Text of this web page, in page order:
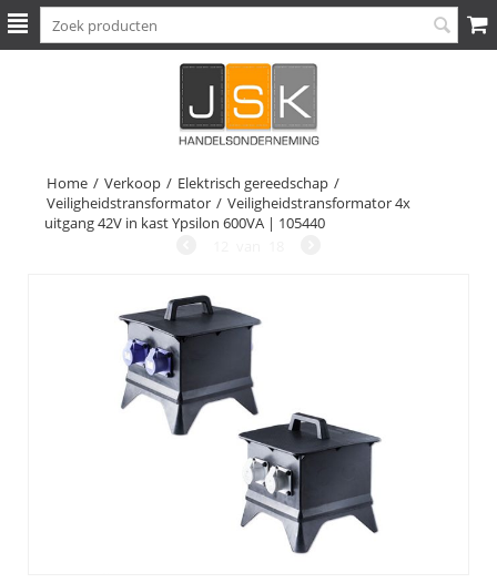
Home / Verkoop / Elektrisch gereedschap /
Veiligheidstransformator / Veiligheidstransformator 4x
uitgang 42V in kast Ypsilon 600VA | 105440